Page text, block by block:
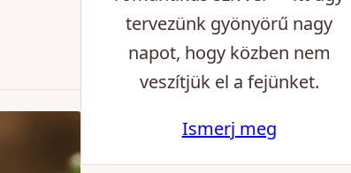
tervezünk gyönyörű nagy
napot, hogy közben nem
veszítjük el a fejünket.
Ismerj meg